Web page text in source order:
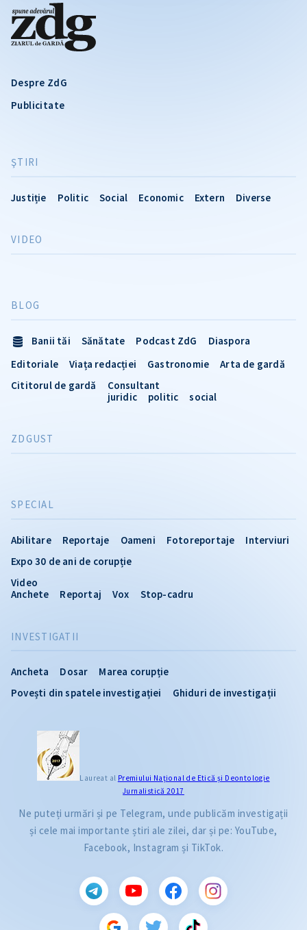
Despre ZdG
Publicitate
ŞTIRI
Justiție Politic Social Economic Extern Diverse
INVESTIGATII
Ancheta Dosar
Marea corupție
Povești din spatele investigației
Ghiduri de investigații
VIDEO
SPECIAL
Abilitare Reportaje Oameni Fotoreportaje
Interviuri
Expo 30 de ani de corupție
Video
Anchete
Reportaj Vox Stop-cadru
BLOG
Banii tăi Sănătate Podcast ZdG
Diaspora
Editoriale
Viața redacției Gastronomie
Arta de gardă
Cititorul de gardă
Consultant
juridic
politic social
ZDGUST
Laureat al Premiului Naţional de Etică și Deontologie
Jurnalistică 2017
Ne puteți urmări și pe Telegram, unde publicăm investigații
și cele mai importante știri ale zilei, dar și pe: YouTube,
Facebook, Instagram și TikTok.